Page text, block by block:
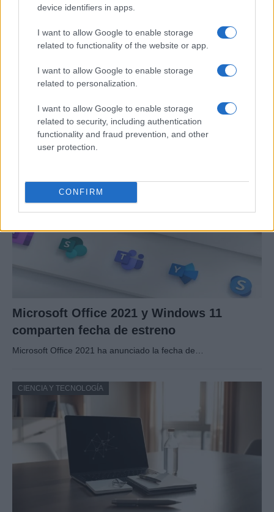
device identifiers in apps.
I want to allow Google to enable storage
related to functionality of the website or app.
I want to allow Google to enable storage
related to personalization.
I want to allow Google to enable storage
related to security, including authentication
functionality and fraud prevention, and other
user protection.
CONFIRM
Eclipse solar 2026: Todo lo que necesitas
saber sobre el evento astronómico
El 8 de abril de 2026, el cielo…
Microsoft Office 2021 y Windows 11
comparten fecha de estreno
Microsoft Office 2021 ha anunciado la fecha de…
CIENCIA Y TECNOLOGÍA